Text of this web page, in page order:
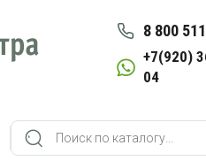
8 800
+7(920)
04